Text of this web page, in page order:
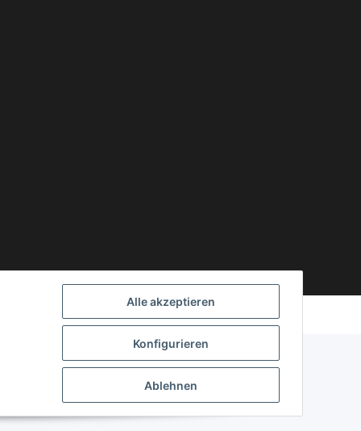
Alle akzeptieren
Konfigurieren
Ablehnen
Powered byJTL-Shop